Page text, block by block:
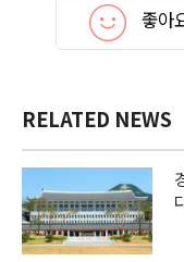
좋아
RELATED NEWS